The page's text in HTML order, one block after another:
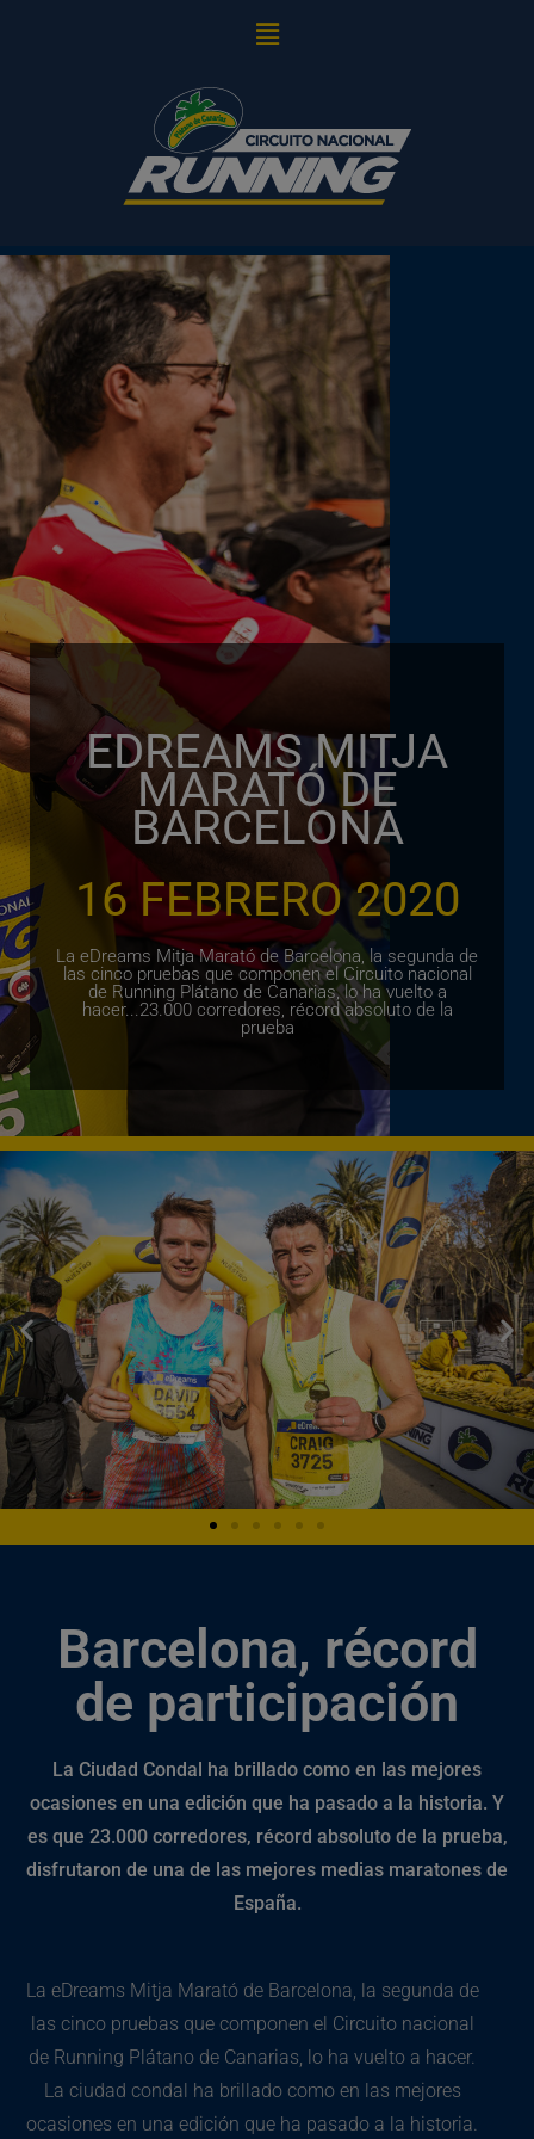
EDREAMS MITJA
MARATÓ DE
BARCELONA
16 FEBRERO 2020
La eDreams Mitja Marató de Barcelona, la segunda de
las cinco pruebas que componen el Circuito nacional
de Running Plátano de Canarias, lo ha vuelto a
hacer...23.000 corredores, récord absoluto de la
prueba
Barcelona, récord
de participación
La Ciudad Condal ha brillado como en las mejores
ocasiones en una edición que ha pasado a la historia. Y
es que 23.000 corredores, récord absoluto de la prueba,
disfrutaron de una de las mejores medias maratones de
España.
La eDreams Mitja Marató de Barcelona, la segunda de
las cinco pruebas que componen el Circuito nacional
de Running Plátano de Canarias, lo ha vuelto a hacer.
La ciudad condal ha brillado como en las mejores
ocasiones en una edición que ha pasado a la historia.